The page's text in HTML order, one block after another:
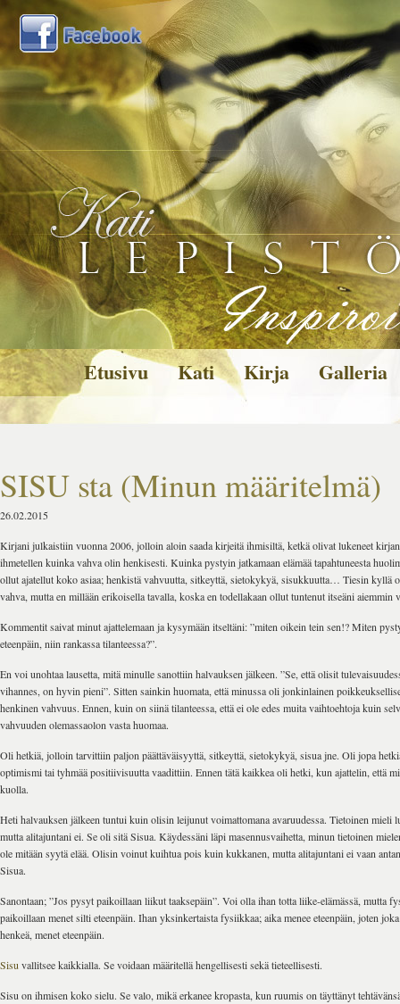
Etusivu Kati Kirja Galleria
SISU sta (Minun määritelmä)
26.02.2015
Kirjani julkaistiin vuonna 2006, jolloin aloin saada kirjeitä ihmisiltä, ketkä olivat lukeneet
ihmetellen kuinka vahva olin henkisesti. Kuinka pystyin jatkamaan elämää tapahtuneesta
ollut ajatellut koko asiaa; henkistä vahvuutta, sitkeyttä, sietokykyä, sisukkuutta… Tiesin kyllä
vahva, mutta en millään erikoisella tavalla, koska en todellakaan ollut tuntenut itseäni aiemmin
Kommentit saivat minut ajattelemaan ja kysymään itseltäni: ”miten oikein tein sen!? Miten
eteenpäin, niin rankassa tilanteessa?”.
En voi unohtaa lausetta, mitä minulle sanottiin halvauksen jälkeen. ”Se, että olisit
vihannes, on hyvin pieni”. Sitten sainkin huomata, että minussa oli jonkinlainen
henkinen vahvuus. Ennen, kuin on siinä tilanteessa, että ei ole edes muita vaihtoehtoja kuin
vahvuuden olemassaolon vasta huomaa.
Oli hetkiä, jolloin tarvittiin paljon päättäväisyyttä, sitkeyttä, sietokykyä, sisua jne. Oli jopa
optimismi tai tyhmää positiivisuutta vaadittiin. Ennen tätä kaikkea oli hetki, kun ajattelin, että
kuolla.
Heti halvauksen jälkeen tuntui kuin olisin leijunut voimattomana avaruudessa. Tietoinen mieli
mutta alitajuntani ei. Se oli sitä Sisua. Käydessäni läpi masennusvaihetta, minun tietoinen
ole mitään syytä elää. Olisin voinut kuihtua pois kuin kukkanen, mutta alitajuntani ei vaan
Sisua.
Sanontaan; ”Jos pysyt paikoillaan liikut taaksepäin”. Voi olla ihan totta liike-elämässä, mutta
paikoillaan menet silti eteenpäin. Ihan yksinkertaista fysiikkaa; aika menee eteenpäin, joten
henkeä, menet eteenpäin.
Sisu vallitsee kaikkialla. Se voidaan määritellä hengellisesti sekä tieteellisesti.
Sisu on ihmisen koko sielu. Se valo, mikä erkanee kropasta, kun ruumis on täyttänyt